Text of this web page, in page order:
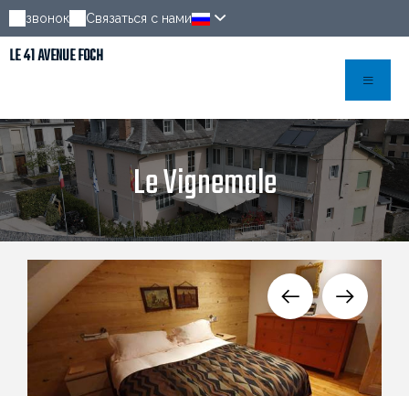
звонок Связаться с нами
LE 41 AVENUE FOCH
Le Vignemale